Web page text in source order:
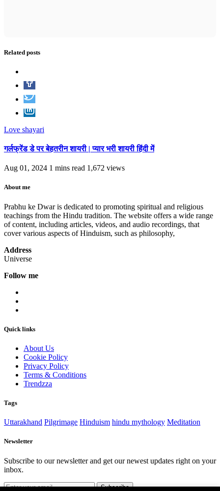
Related posts
Love shayari
गर्लफ्रेंड डे पर बेहतरीन शायरी | प्यार भरी शायरी हिंदी में
Aug 01, 2024 1 mins read 1,672 views
About me
Prabhu ke Dwar is dedicated to promoting spiritual and religious
teachings from the Hindu tradition. The website offers a wide range
of content, including articles, videos, and audio recordings, that
cover various aspects of Hinduism, such as philosophy,
Address
Universe
Follow me
Quick links
About Us
Cookie Policy
Privacy Policy
Terms & Conditions
Trendzza
Tags
Uttarakhand Pilgrimage Hinduism hindu mythology Meditation
Newsletter
Subscribe to our newsletter and get our newest updates right on your
inbox.
Subscribe